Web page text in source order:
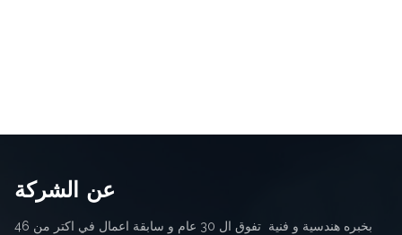
عن الشركة
بخبره هندسية و فنية تفوق ال 30 عام و سابقة اعمال في اكتر من 46